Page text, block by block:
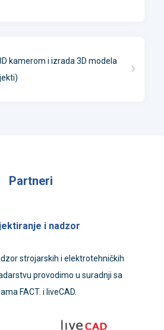
kamerom i izrada 3D modela
Partneri
i nadzor
strojarskih i elektrotehničkih
provodimo u suradnji sa
FACT. i liveCAD.